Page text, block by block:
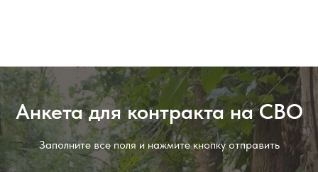
Анкета для контракта на СВО
Заполните все поля и нажмите кнопку отправить